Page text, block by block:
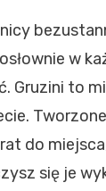
w
Gruzini to
do
się je